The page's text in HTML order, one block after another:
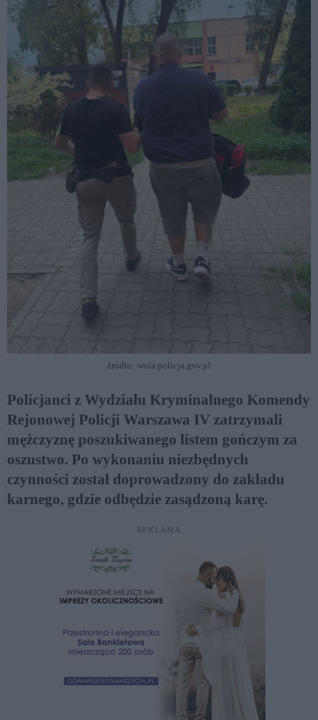
źródło: wola.policja.gov.pl
Policjanci z Wydziału Kryminalnego Komendy
Rejonowej Policji Warszawa IV zatrzymali
mężczyznę poszukiwanego listem gończym za
oszustwo. Po wykonaniu niezbędnych
czynności został doprowadzony do zakładu
karnego, gdzie odbędzie zasądzoną karę.
REKLAMA